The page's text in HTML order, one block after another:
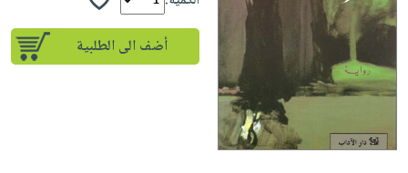
إختياراتنا
كتب
أكاديمية
صندوق
English
iKitab
حدود
يتكرر
طرحها
أسئلة
يتكرر
طرحها
تحميل
على
المواضيع
الأكثر
مبيعاً
وسائل
تعليمية
الصحة
والعناية
جديد
أضف الى الطلبية